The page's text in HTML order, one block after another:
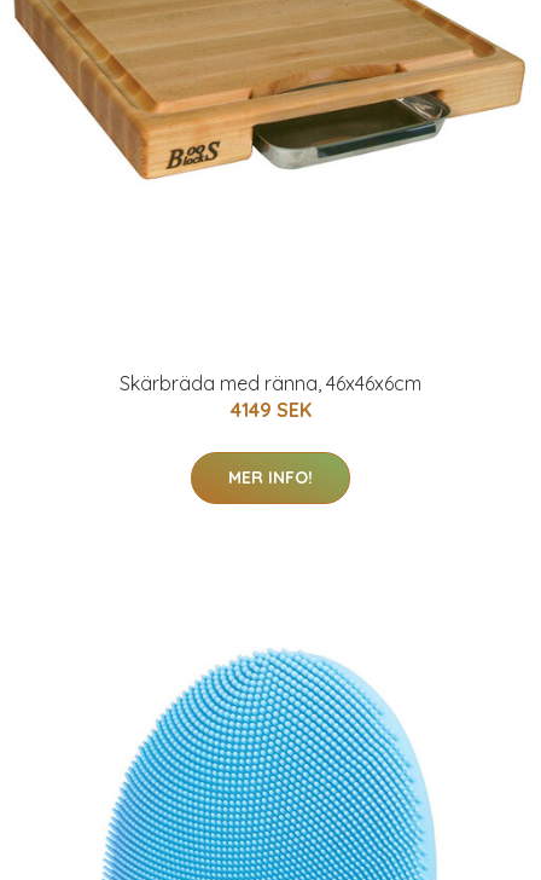
Skärbräda med ränna, 46x46x6cm
4149 SEK
MER INFO!